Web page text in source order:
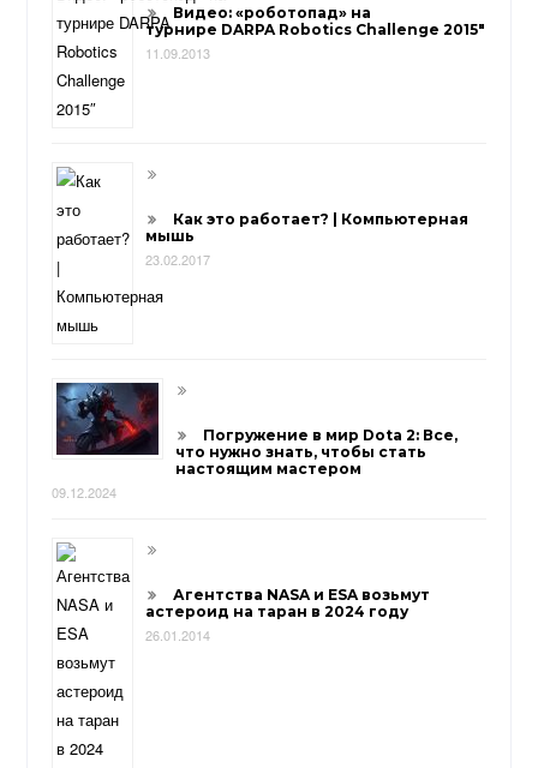
Видео: «роботопад» на
турнире DARPA Robotics Challenge 2015″
11.09.2013
Как это работает? | Компьютерная
мышь
23.02.2017
Погружение в мир Dota 2: Все,
что нужно знать, чтобы стать
настоящим мастером
09.12.2024
Агентства NASA и ESA возьмут
астероид на таран в 2024 году
26.01.2014